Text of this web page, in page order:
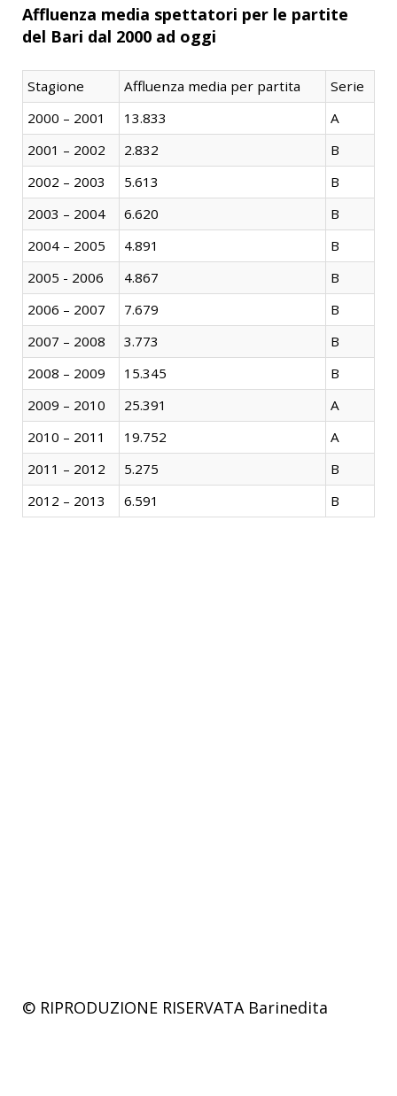
Affluenza media spettatori per le partite
del Bari dal 2000 ad oggi
Stagione Affluenza media per partita
Serie
2000 – 2001
13.833
A
2001 – 2002
2.832
B
2002 – 2003
5.613
B
2003 – 2004
6.620
B
2004 – 2005
4.891
B
2005 - 2006
4.867
B
2006 – 2007
7.679
B
2007 – 2008
3.773
B
2008 – 2009
15.345
B
2009 – 2010
25.391
A
2010 – 2011
19.752
A
2011 – 2012
5.275
B
2012 – 2013
6.591 B
© RIPRODUZIONE RISERVATA Barinedita